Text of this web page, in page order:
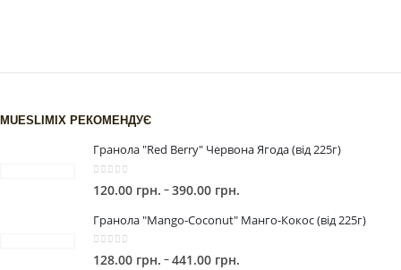
MUESLIMIX РЕКОМЕНДУЄ
Гранола "Red Berry" Червона Ягода (від 225г)
120.00 грн. –390.00 грн.
120.00 грн.
Гранола "Mango-Coconut" Манго-Кокос (від 225г)
0 out of 5
128.00 грн. –441.00 грн.